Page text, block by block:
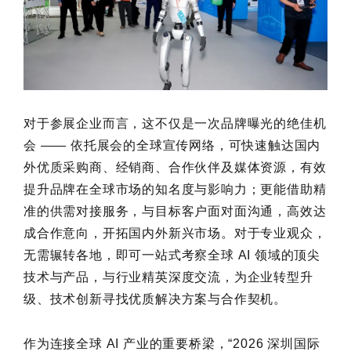
对于参展企业而言，这不仅是一次品牌曝光的绝佳机
会 —— 依托展会的全球宣传网络，可快速触达国内
外优质采购商、经销商、合作伙伴及媒体资源，有效
提升品牌在全球市场的知名度与影响力；更能借助精
准的供需对接服务，与目标客户面对面沟通，高效达
成合作意向，开拓国内外新兴市场。对于专业观众，
无需辗转各地，即可一站式考察全球 AI 领域的顶尖
技术与产品，与行业精英深度交流，为企业转型升
级、技术创新寻找优质解决方案与合作契机。
作为连接全球 AI 产业的重要桥梁，“2026 深圳国际